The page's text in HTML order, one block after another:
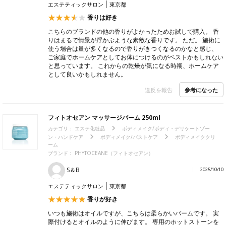
エステティックサロン 東京都
香りは好き
こちらのブランドの他の香りがよかったためお試しで購入。 香
りはまるで情景が浮かぶような素敵な香りです。 ただ。 施術に
使う場合は量が多くなるので香りがきつくなるのかなと感じ、
ご家庭でホームケアとしてお体につけるのがベストかもしれない
と思っています。 これからの乾燥が気になる時期、ホームケア
として良いかもしれません。
違反を報告 参考になった
フィトオセアン マッサージバーム 250ml
カテゴリ： エステ化粧品
ボディメイク/ボディ・デリケートゾー
ン・ハンドケア
ボディメイク/バストケア
ボディメイククリ
ーム
ブランド： PHYTOCEANE（フィトオセアン）
S＆B 2025/10/10
エステティックサロン 東京都
香りが好き
いつも施術はオイルですが、こちらは柔らかいバームです。 実
際付けるとオイルのように伸びます。 専用のホットストーンを